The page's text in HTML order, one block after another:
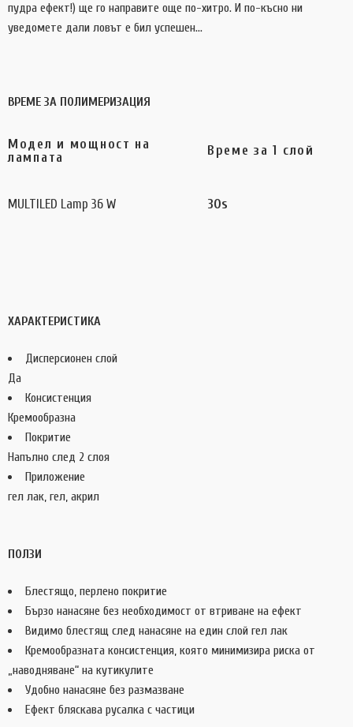
пудра ефект!) ще го направите още по-хитро. И по-късно ни
уведомете дали ловът е бил успешен…
ВРЕМЕ ЗА ПОЛИМЕРИЗАЦИЯ
Модел и мощност на
лампата
Време за 1 слой
MULTILED Lamp 36 W 30s
ХАРАКТЕРИСТИКА
Дисперсионен слой
Да
Консистенция
Кремообразна
Покритие
Напълно след 2 слоя
Приложение
гел лак, гел, акрил
ПОЛЗИ
Блестящо, перлено покритие
Бързо нанасяне без необходимост от втриване на ефект
Видимо блестящ след нанасяне на един слой гел лак
Кремообразната консистенция, която минимизира риска от
„наводняване“ на кутикулите
Удобно нанасяне без размазване
Ефект бляскава русалка с частици